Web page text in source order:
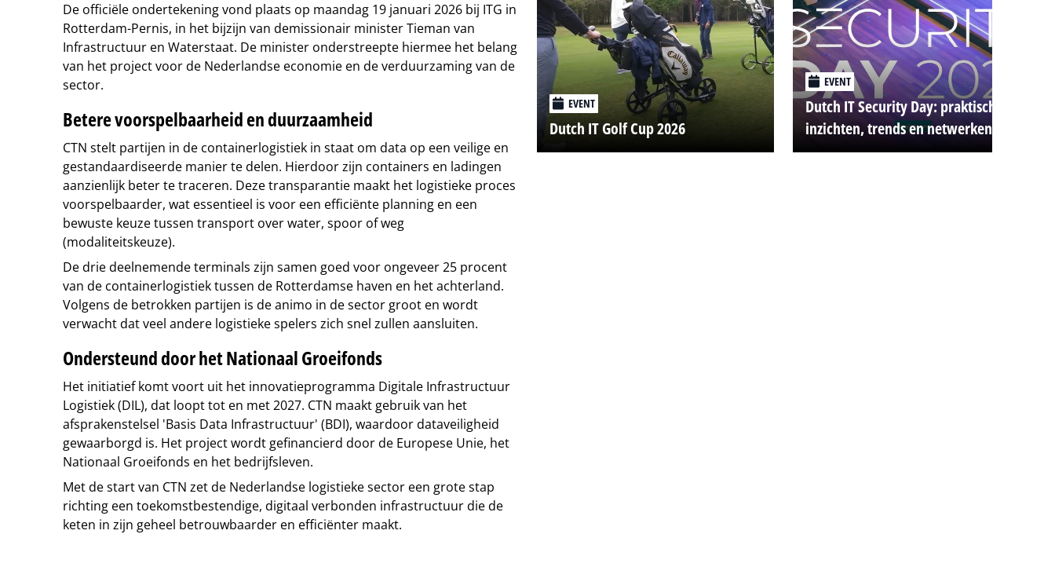
De officiële ondertekening vond plaats op maandag 19 januari 2026 bij ITG in
Rotterdam-Pernis, in het bijzijn van demissionair minister Tieman van
Infrastructuur en Waterstaat. De minister onderstreepte hiermee het belang
van het project voor de Nederlandse economie en de verduurzaming van de
sector.
Betere voorspelbaarheid en duurzaamheid
CTN stelt partijen in de containerlogistiek in staat om data op een veilige en
gestandaardiseerde manier te delen. Hierdoor zijn containers en ladingen
aanzienlijk beter te traceren. Deze transparantie maakt het logistieke proces
voorspelbaarder, wat essentieel is voor een efficiënte planning en een
bewuste keuze tussen transport over water, spoor of weg
(modaliteitskeuze).
De drie deelnemende terminals zijn samen goed voor ongeveer 25 procent
van de containerlogistiek tussen de Rotterdamse haven en het achterland.
Volgens de betrokken partijen is de animo in de sector groot en wordt
verwacht dat veel andere logistieke spelers zich snel zullen aansluiten.
Ondersteund door het Nationaal Groeifonds
Het initiatief komt voort uit het innovatieprogramma Digitale Infrastructuur
Logistiek (DIL), dat loopt tot en met 2027. CTN maakt gebruik van het
afsprakenstelsel 'Basis Data Infrastructuur' (BDI), waardoor dataveiligheid
gewaarborgd is. Het project wordt gefinancierd door de Europese Unie, het
Nationaal Groeifonds en het bedrijfsleven.
Met de start van CTN zet de Nederlandse logistieke sector een grote stap
richting een toekomstbestendige, digitaal verbonden infrastructuur die de
keten in zijn geheel betrouwbaarder en efficiënter maakt.
EVENT
Dutch IT Golf Cup 2026
EVENT
Dutch IT Security Day: praktische
inzichten, trends en netwerken